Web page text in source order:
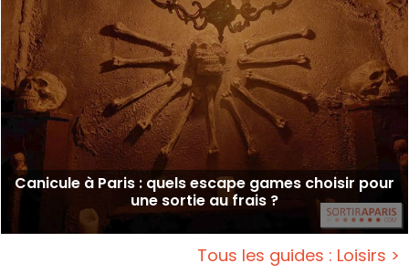
Canicule à Paris : quels escape games choisir pour
une sortie au frais ?
Tous les guides : Loisirs >